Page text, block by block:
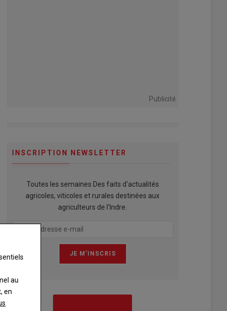
Publicité
INSCRIPTION NEWSLETTER
Toutes les semaines Des faits d'actualités
agricoles, viticoles et rurales destinées aux
agriculteurs de l'Indre.
au
en